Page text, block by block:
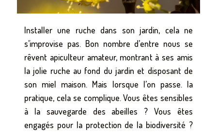
Installer une ruche dans son jardin, cela ne
s’improvise pas. Bon nombre d’entre nous se
rêvent apiculteur amateur, montrant à ses amis
la jolie ruche au fond du jardin et disposant de
son miel maison. Mais lorsque l’on passe. la
pratique, cela se complique. Vous êtes sensibles
à la sauvegarde des abeilles ? Vous êtes
engagés pour la protection de la biodiversité ?